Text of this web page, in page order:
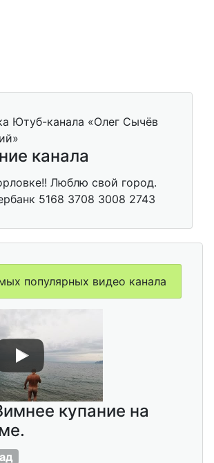
канала
Люблю свой город.
5168 3708 3008 2743
популярных видео канала
купание на